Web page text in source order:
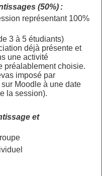
(50%) :
représentant 100%
3 à 5 étudiants)
déjà présente et
une activité
préalablement choisie.
imposé par
sur Moodle à une date
la session).
et